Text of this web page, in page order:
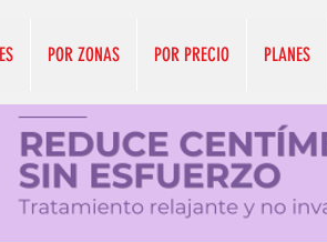
POR ZONAS POR PRECIO PLANES